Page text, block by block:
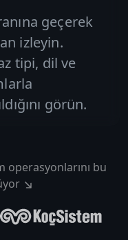
geçerek
izleyin.
tipi, dil ve
görün.
operasyonlarını bu